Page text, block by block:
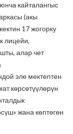
кайталангыс
(акы
17 жогорку
лицейи,
алар чет
эле мектептен
көрсөтүүлөрүн
жана көптөгөн